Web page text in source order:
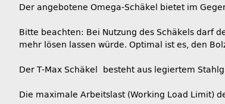
Der angebotene Omega-Schäkel bietet im
Bitte beachten: Bei Nutzung des Schäkels darf
mehr lösen lassen würde. Optimal ist es, den
Der T-Max Schäkel besteht aus legiertem
Die maximale Arbeitslast (Working Load Limit)